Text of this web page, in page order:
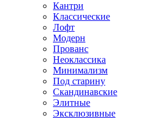
Кантри
Классические
Лофт
Модерн
Прованс
Неоклассика
Минимализм
Под старину
Скандинавские
Элитные
Эксклюзивные